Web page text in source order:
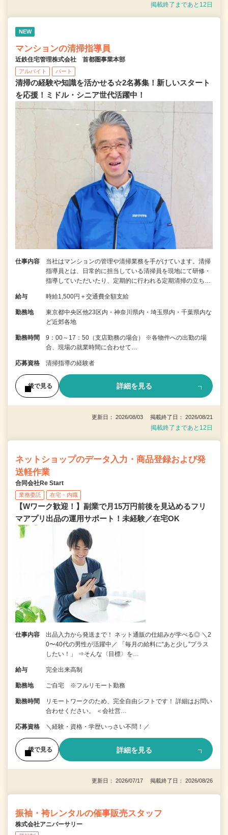
掲載終了まであと12日
NEW
マンションの清掃指導員
近鉄住宅管理株式会社 首都圏事業本部
アルバイト パート
清掃の経験や知識を活かせる☆2名募集！新しいスタート
を応援！ミドル・シニア世代活躍中！
仕事内容
当社はマンションの管理や清掃業務を手がけています。清掃
指導員とは、日常的に担当している清掃員を現地にて研修・
指導していただいたり、定期的に行われる定期清掃の立ち…
給与 時給1,500円＋交通費全額支給
勤務地
東京都中央区他23区内・神奈川県内・埼玉県内・千葉県内な
ど近郊各地
勤務時間
9：00～17：50（支店勤務の場合） ※各物件への出勤の場
合、現場の就業時間に合わせて…
応募資格 清掃指導の経験者
後で見る 詳細を見る
更新日： 2026/08/03 掲載終了日： 2026/08/21
掲載終了まであと12日
ネットショップのデータ入力・商品登録および発
送軽作業
合同会社Re Start
業務委託 在宅・内職
【Wワーク歓迎！】副業で月15万円前後を見込めるフリ
マアプリ出品の運用サポート！未経験／在宅OK
仕事内容
出品入力から発送まで！ ネット通販の仕組みが学べる◎ ＼2
0〜40代の男性が活躍中／ 「毎月の給料に“あと少し”プラス
したい！」 ⇒そんな〈目標〉を…
給与 完全出来高制
勤務地 ご自宅 ※フルリモート勤務
勤務時間
リモートワークのため、完全自由シフトです！ 詳細はお問い
合わせください。 ＜会社営…
応募資格 ＼経験・資格・学歴いっさい不問！／
後で見る 詳細を見る
更新日： 2026/07/17 掲載終了日： 2026/08/26
振袖・袴レンタルの催事販売スタッフ
株式会社アニバーサリー